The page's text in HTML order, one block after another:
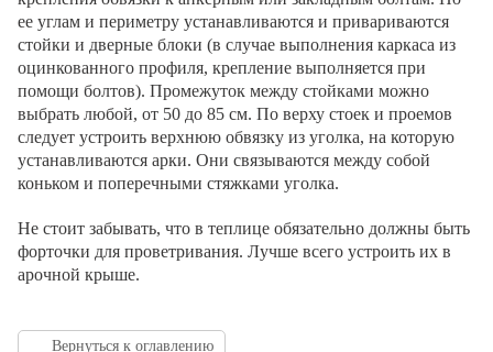
ее углам и периметру устанавливаются и привариваются
стойки и дверные блоки (в случае выполнения каркаса из
оцинкованного профиля, крепление выполняется при
помощи болтов). Промежуток между стойками можно
выбрать любой, от 50 до 85 см. По верху стоек и проемов
следует устроить верхнюю обвязку из уголка, на которую
устанавливаются арки. Они связываются между собой
коньком и поперечными стяжками уголка.
Не стоит забывать, что в теплице обязательно должны быть
форточки для проветривания. Лучше всего устроить их в
арочной крыше.
Вернуться к оглавлению